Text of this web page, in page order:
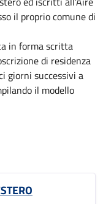
il proprio comune di
in forma scritta
di residenza
giorni successivi a
il modello